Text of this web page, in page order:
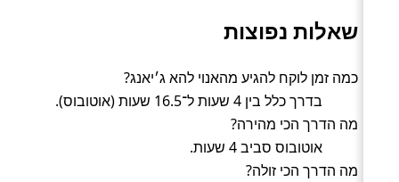
שאלות נפוצות
כמה זמן לוקח להגיע מהאנוי להא ג׳יאנג?
בדרך כלל בין 4 שעות ל־16.5 שעות (אוטובוס).
מה הדרך הכי מהירה?
אוטובוס סביב 4 שעות.
מה הדרך הכי זולה?